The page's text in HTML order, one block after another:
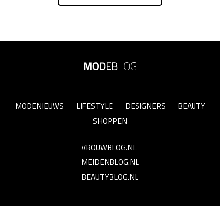
MODENIEUWS LIFESTYLE DESIGNERS
BEAUTY
SHOPPEN
VROUWBLOG.NL
MEIDENBLOG.NL
BEAUTYBLOG.NL